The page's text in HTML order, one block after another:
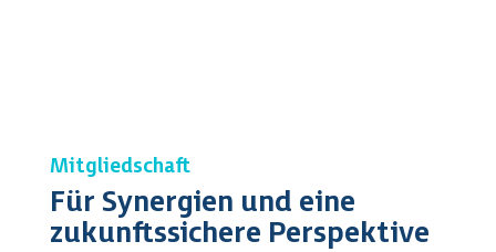
Mitgliedschaft
Für Synergien und eine
zukunftssichere Perspektive